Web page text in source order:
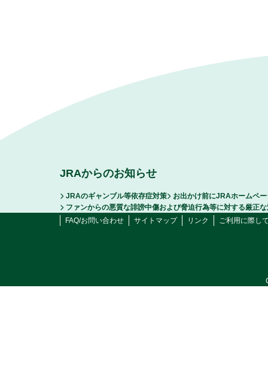
JRAからのお知らせ
JRAのギャンブル等依存症対策
お出かけ前にJRAホームペ
ファンからの悪質な誹謗中傷および脅迫行為等に対する厳正
FAQ/お問い合わせ
サイトマップ リンク ご利用に際し